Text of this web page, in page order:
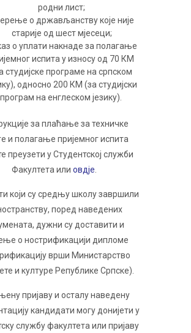
родни лист;
о држављанству које није
старије од шест мјесеци;
о уплати накнаде за полагање
испита у износу од 70 КМ
студијске програме на српском
односно 200 КМ (за студијски
програм на енглеском језику).
за плаћање за техничке
и полагање пријемног испита
преузети у Студентској служби
Факултета или овдје
који су средњу школу завршили
поред наведених
дужни су доставити и
о нострификацији дипломе
врши Министарство
и културе Републике Српске).
пријаву и осталу наведену
кандидати могу донијети у
службу факултета или пријаву